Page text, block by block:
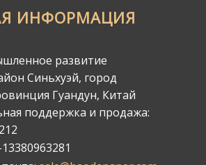
ИНФОРМАЦИЯ
развитие
Синьхуэй, город
Гуандун, Китай
поддержка и продажа: